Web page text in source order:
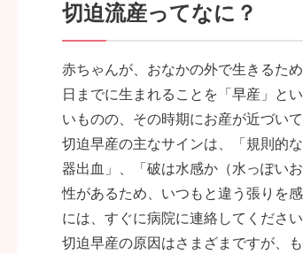
切迫流産ってなに？
赤ちゃんが、おなかの外で生きるた
日までに生まれることを「早産」と
いものの、その時期にお産が近づい
切迫早産の主なサインは、「規則的
器出血」、「破は水感か（水っぽい
性があるため、いつもと違う張りを
には、すぐに病院に連絡してください
切迫早産の原因はさまざまですが、